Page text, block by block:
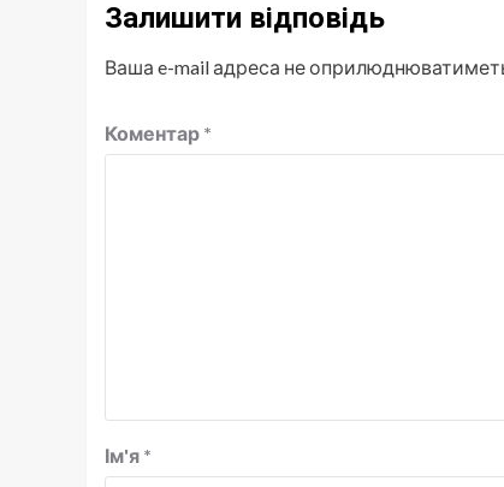
Залишити відповідь
Ваша e-mail адреса не
Коментар *
Ім'я *